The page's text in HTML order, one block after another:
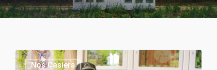
Nos Casiers